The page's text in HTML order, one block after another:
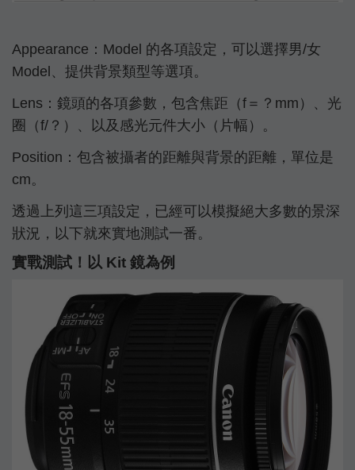
Appearance：Model 的各項設定，可以選擇男/女
Model、提供背景類型等選項。
Lens：鏡頭的各項參數，包含焦距（f＝？mm）、光
圈（f/？）、以及感光元件大小（片幅）。
Position：包含被攝者的距離與背景的距離，單位是
cm。
透過上列這三項設定，已經可以模擬絕大多數的景深
狀況，以下就來實地測試一番。
實戰測試！以 Kit 鏡為例